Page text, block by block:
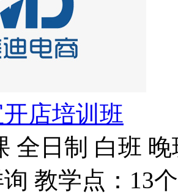
店培训班
全日制 白班 晚
教学点：13个